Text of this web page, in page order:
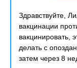
Здравствуйте,
вакцинации
вакцинировать,
делать с
затем через 8